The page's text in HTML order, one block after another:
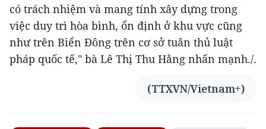
có trách nhiệm và mang tính xây dựng trong
việc duy trì hòa bình, ổn định ở khu vực cũng
như trên Biển Đông trên cơ sở tuân thủ luật
pháp quốc tế," bà Lê Thị Thu Hằng nhấn mạnh./.
(TTXVN/Vietnam+)